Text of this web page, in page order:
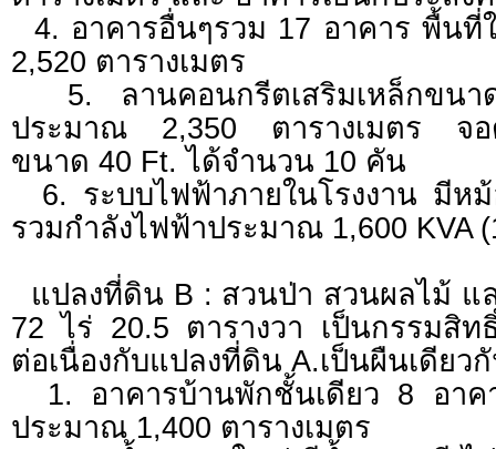
4. อาคารอื่นๆรวม 17 อาคาร พื้นที่
2,520 ตารางเมตร
5. ลานคอนกรีตเสริมเหล็กขนา
ประมาณ 2,350 ตารางเมตร จอ
ขนาด 40 Ft. ได้จำนวน 10 คัน
6. ระบบไฟฟ้าภายในโรงงาน มีห
รวมกำลังไฟฟ้าประมาณ 1,600 KVA
แปลงที่ดิน B : สวนป่า สวนผลไม้ แ
72 ไร่ 20.5 ตารางวา เป็นกรรมสิท
ต่อเนื่องกับแปลงที่ดิน A.เป็นผืนเดียว
1. อาคารบ้านพักชั้นเดียว 8 อาค
ประมาณ 1,400 ตารางเมตร